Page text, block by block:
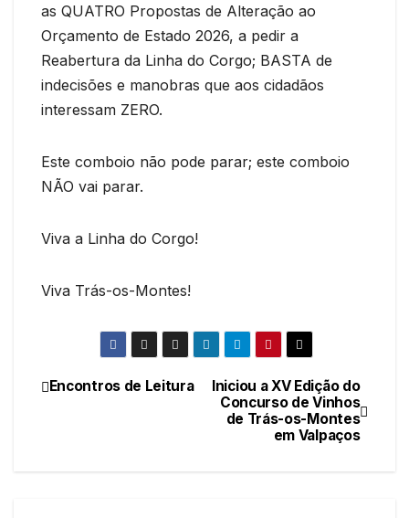
as QUATRO Propostas de Alteração ao
Orçamento de Estado 2026, a pedir a
Reabertura da Linha do Corgo; BASTA de
indecisões e manobras que aos cidadãos
interessam ZERO.
Este comboio não pode parar; este comboio
NÃO vai parar.
Viva a Linha do Corgo!
Viva Trás-os-Montes!
Navegação
Iniciou a XV Edição do
Concurso de Vinhos
de Trás-os-Montes
em Valpaços
Encontros de Leitura